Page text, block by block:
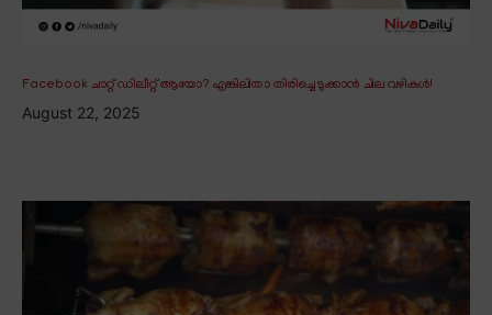
Facebook ചാറ്റ് ഡിലീറ്റ് ആയോ? എങ്കിലിതാ തിരിച്ചെടുക്കാൻ ചില വഴികൾ!
August 22, 2025